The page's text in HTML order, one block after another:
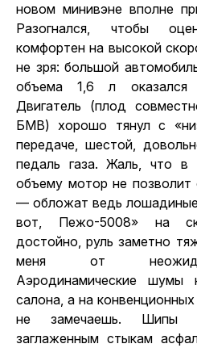
новом минивэне вполне
Разогнался, чтобы
комфортен на высокой
не зря: большой
объема 1,6 л оказался
Двигатель (плод
БМВ) хорошо тянул с
передаче, шестой,
педаль газа. Жаль, что в
объему мотор не позволит
— обложат ведь
вот, Пежо-5008» на
достойно, руль заметно
меня от
Аэродинамические
салона, а на
не замечаешь. Шипы
заглаженным стыкам